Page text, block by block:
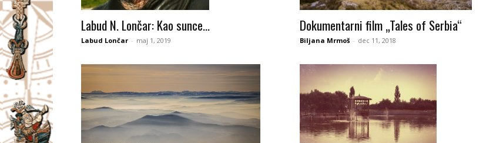
I
A
Č
Labud N. Lončar: Kao sunce…
Labud Lončar - maj 1, 2019
Dokumentarni film „Tales of Serbia“
Biljana Mrmoš - dec 11, 2018